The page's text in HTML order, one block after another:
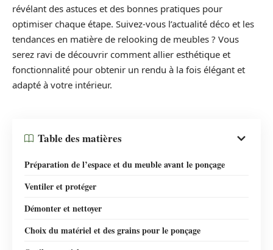
révélant des astuces et des bonnes pratiques pour
optimiser chaque étape. Suivez-vous l’actualité déco et les
tendances en matière de relooking de meubles ? Vous
serez ravi de découvrir comment allier esthétique et
fonctionnalité pour obtenir un rendu à la fois élégant et
adapté à votre intérieur.
Table des matières
Préparation de l’espace et du meuble avant le ponçage
Ventiler et protéger
Démonter et nettoyer
Choix du matériel et des grains pour le ponçage